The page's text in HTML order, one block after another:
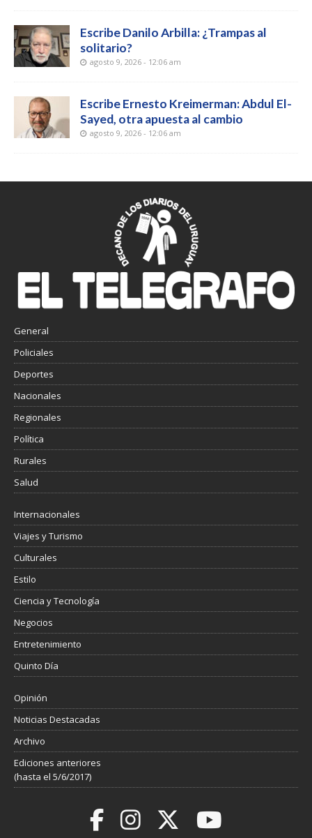
Escribe Danilo Arbilla: ¿Trampas al
solitario?
agosto 9, 2026 - 12:06 am
Escribe Ernesto Kreimerman: Abdul El-
Sayed, otra apuesta al cambio
agosto 9, 2026 - 12:06 am
General
Policiales
Deportes
Nacionales
Regionales
Política
Rurales
Salud
Internacionales
Viajes y Turismo
Culturales
Estilo
Ciencia y Tecnología
Negocios
Entretenimiento
Quinto Día
Opinión
Noticias Destacadas
Archivo
Ediciones anteriores
(hasta el 5/6/2017)